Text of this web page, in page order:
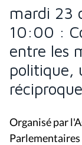
mardi 23
10:00 :
entre les
politique,
Organisé par